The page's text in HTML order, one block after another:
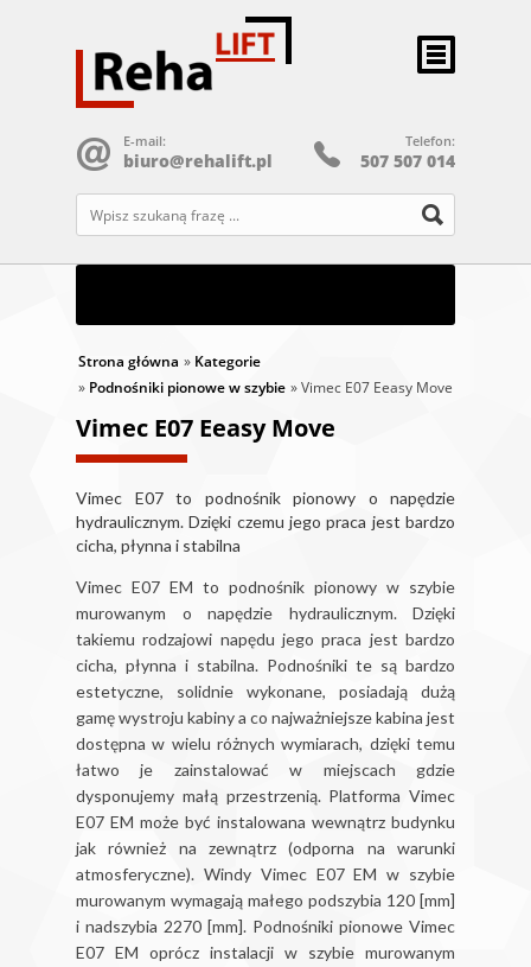
E-mail:
biuro@rehalift.pl
Telefon:
507 507 014
STRONA GŁÓWNA
REALIZACJE
KONTAKT
Strona główna » Kategorie
» Podnośniki pionowe w szybie » Vimec E07 Eeasy Move
Vimec E07 Eeasy Move
Vimec E07 to podnośnik pionowy o napędzie
hydraulicznym. Dzięki czemu jego praca jest bardzo
cicha, płynna i stabilna
Vimec E07 EM to podnośnik pionowy w szybie
murowanym o napędzie hydraulicznym. Dzięki
takiemu rodzajowi napędu jego praca jest bardzo
cicha, płynna i stabilna. Podnośniki te są bardzo
estetyczne, solidnie wykonane, posiadają dużą
gamę wystroju kabiny a co najważniejsze kabina jest
dostępna w wielu różnych wymiarach, dzięki temu
łatwo je zainstalować w miejscach gdzie
dysponujemy małą przestrzenią. Platforma Vimec
E07 EM może być instalowana wewnątrz budynku
jak również na zewnątrz (odporna na warunki
atmosferyczne). Windy Vimec E07 EM w szybie
murowanym wymagają małego podszybia 120 [mm]
i nadszybia 2270 [mm]. Podnośniki pionowe Vimec
E07 EM oprócz instalacji w szybie murowanym